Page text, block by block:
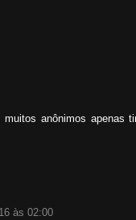
anônimos
às 02:00